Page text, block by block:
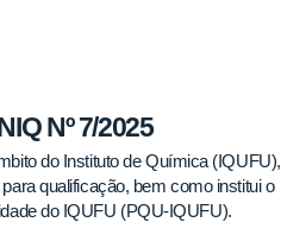
Nº 7/2025
do Instituto de Química (IQUFU),
qualificação, bem como institui o
do IQUFU (PQU-IQUFU).